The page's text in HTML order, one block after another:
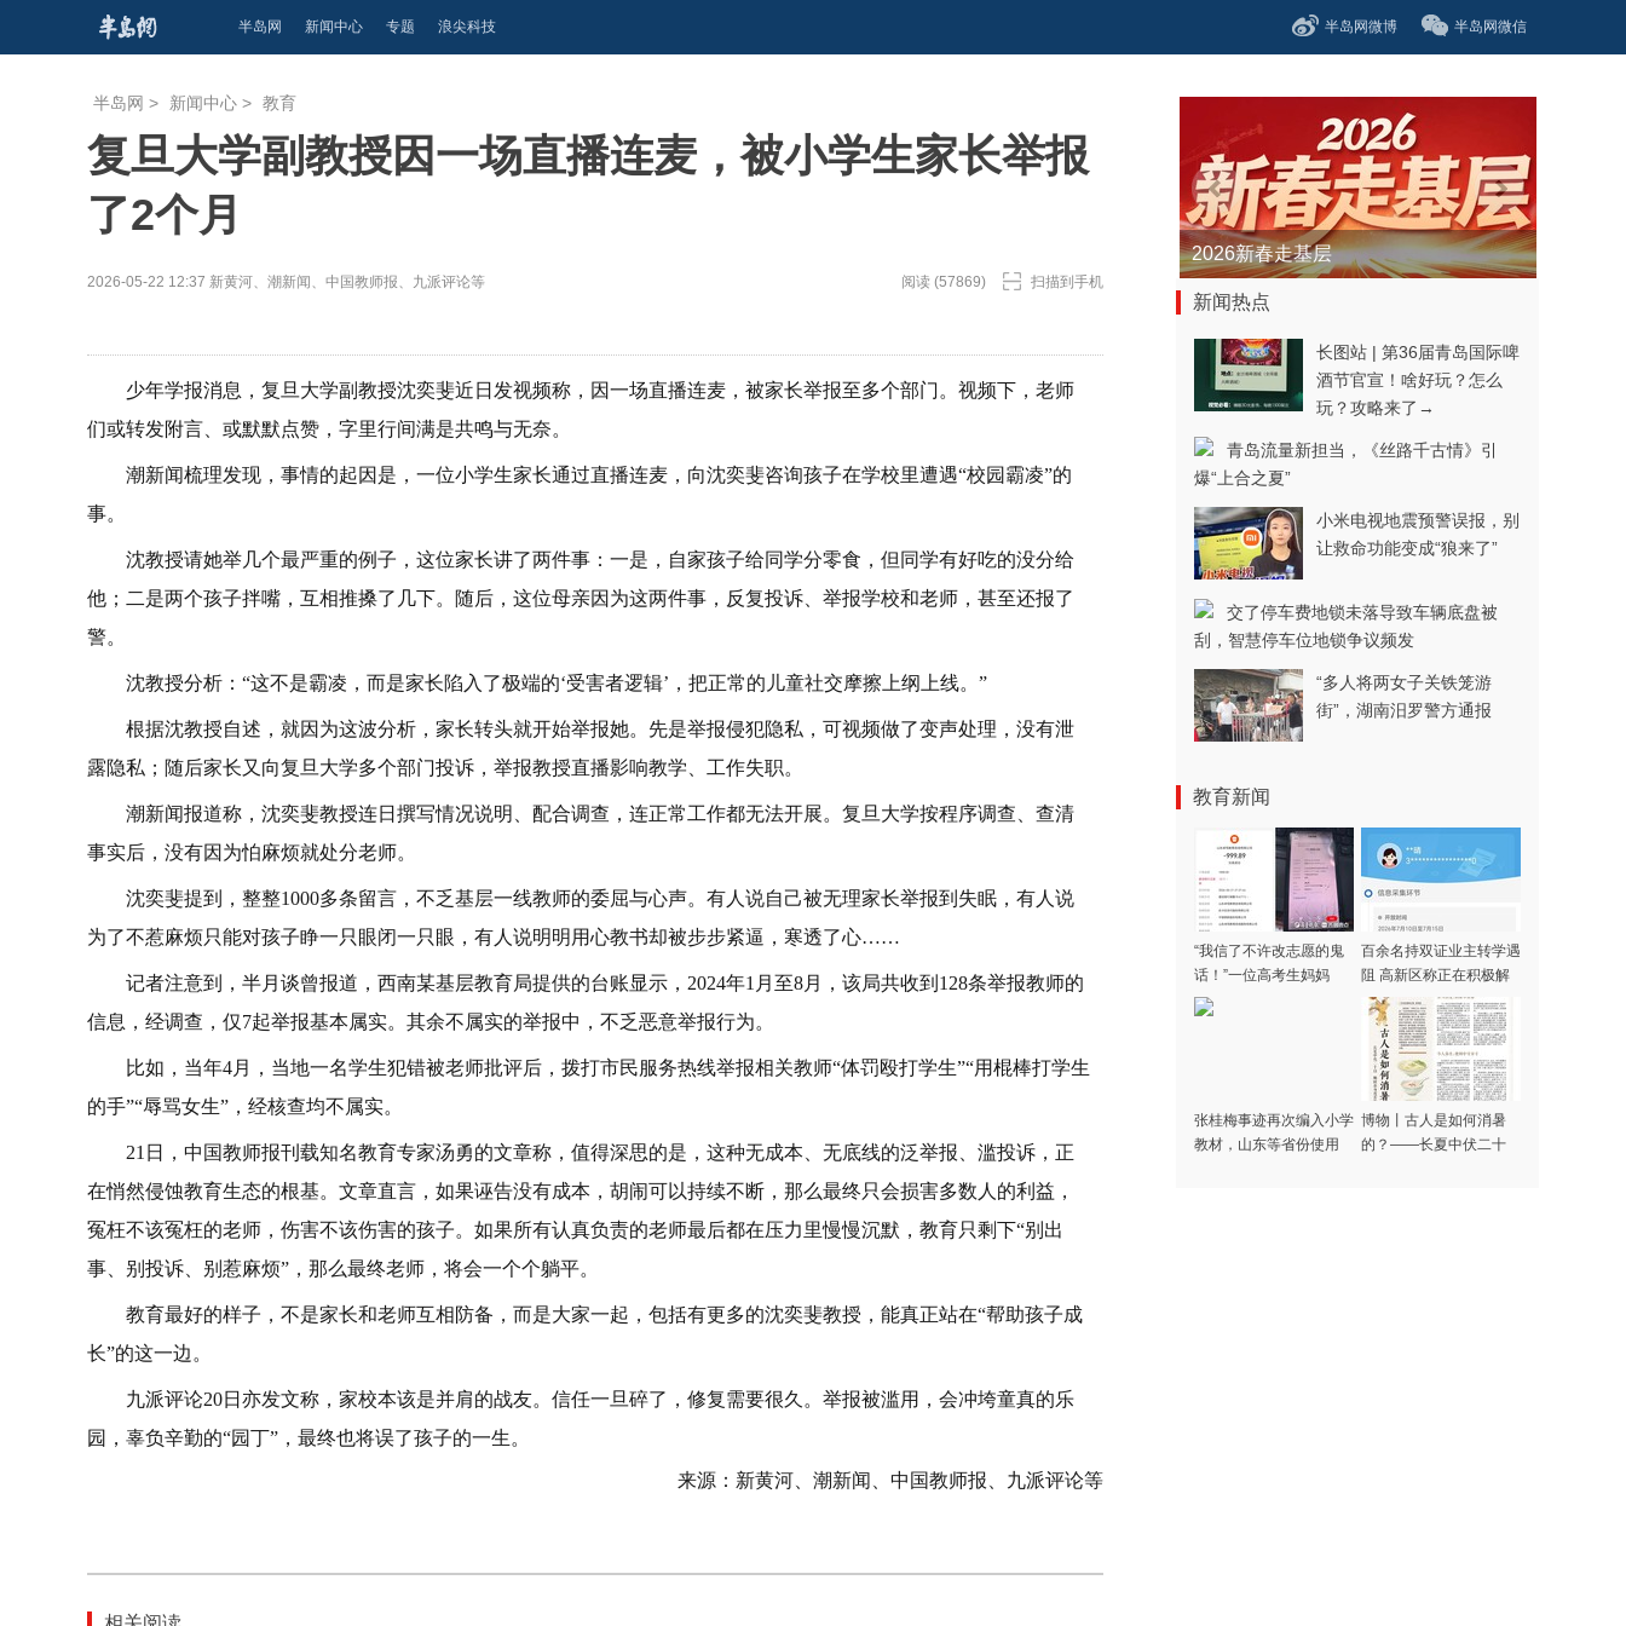
半岛网 新闻中心 专题 浪尖科技 半岛网微博 半岛网微信
半岛网 > 新闻中心 > 教育
复旦大学副教授因一场直播连麦，被小学生家长举报
了2个月
2026-05-22 12:37 新黄河、潮新闻、中国教师报、九派评论等 阅读 (57869) 扫描到手机
少年学报消息，复旦大学副教授沈奕斐近日发视频称，因一场直播连麦，被家长举报至多个部门。视频下，老师
们或转发附言、或默默点赞，字里行间满是共鸣与无奈。
潮新闻梳理发现，事情的起因是，一位小学生家长通过直播连麦，向沈奕斐咨询孩子在学校里遭遇“校园霸凌”的
事。
沈教授请她举几个最严重的例子，这位家长讲了两件事：一是，自家孩子给同学分零食，但同学有好吃的没分给
他；二是两个孩子拌嘴，互相推搡了几下。随后，这位母亲因为这两件事，反复投诉、举报学校和老师，甚至还报了
警。
沈教授分析：“这不是霸凌，而是家长陷入了极端的‘受害者逻辑’，把正常的儿童社交摩擦上纲上线。”
根据沈教授自述，就因为这波分析，家长转头就开始举报她。先是举报侵犯隐私，可视频做了变声处理，没有泄
露隐私；随后家长又向复旦大学多个部门投诉，举报教授直播影响教学、工作失职。
潮新闻报道称，沈奕斐教授连日撰写情况说明、配合调查，连正常工作都无法开展。复旦大学按程序调查、查清
事实后，没有因为怕麻烦就处分老师。
沈奕斐提到，整整1000多条留言，不乏基层一线教师的委屈与心声。有人说自己被无理家长举报到失眠，有人说
为了不惹麻烦只能对孩子睁一只眼闭一只眼，有人说明明用心教书却被步步紧逼，寒透了心……
记者注意到，半月谈曾报道，西南某基层教育局提供的台账显示，2024年1月至8月，该局共收到128条举报教师的
信息，经调查，仅7起举报基本属实。其余不属实的举报中，不乏恶意举报行为。
比如，当年4月，当地一名学生犯错被老师批评后，拨打市民服务热线举报相关教师“体罚殴打学生”“用棍棒打学生
的手”“辱骂女生”，经核查均不属实。
21日，中国教师报刊载知名教育专家汤勇的文章称，值得深思的是，这种无成本、无底线的泛举报、滥投诉，正
在悄然侵蚀教育生态的根基。文章直言，如果诬告没有成本，胡闹可以持续不断，那么最终只会损害多数人的利益，
冤枉不该冤枉的老师，伤害不该伤害的孩子。如果所有认真负责的老师最后都在压力里慢慢沉默，教育只剩下“别出
事、别投诉、别惹麻烦”，那么最终老师，将会一个个躺平。
教育最好的样子，不是家长和老师互相防备，而是大家一起，包括有更多的沈奕斐教授，能真正站在“帮助孩子成
长”的这一边。
九派评论20日亦发文称，家校本该是并肩的战友。信任一旦碎了，修复需要很久。举报被滥用，会冲垮童真的乐
园，辜负辛勤的“园丁”，最终也将误了孩子的一生。
来源：新黄河、潮新闻、中国教师报、九派评论等
2026新春走基层
新闻热点
长图站 | 第36届青岛国际啤
酒节官宣！啥好玩？怎么
玩？攻略来了→
青岛流量新担当，《丝路千古情》引
爆“上合之夏”
小米电视地震预警误报，别
让救命功能变成“狼来了”
交了停车费地锁未落导致车辆底盘被
刮，智慧停车位地锁争议频发
“多人将两女子关铁笼游
街”，湖南汨罗警方通报
教育新闻
“我信了不许改志愿的鬼
话！”一位高考生妈妈
被“公办保录”设局
百余名持双证业主转学遇
阻 高新区称正在积极解
决
张桂梅事迹再次编入小学
教材，山东等省份使用
博物丨古人是如何消暑
的？——长夏中伏二十